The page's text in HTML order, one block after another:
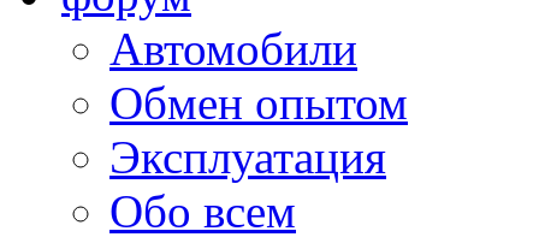
Автомобили
Обмен опытом
Эксплуатация
Обо всем